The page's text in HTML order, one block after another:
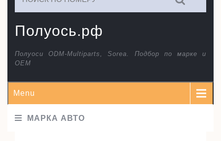
Полуось.рф
Полуоси ODM-Multiparts, Sorea. Подбор по марке и
ОЕМ
Menu
МАРКА АВТО